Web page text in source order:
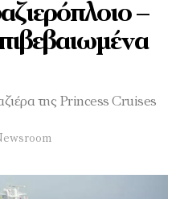
–
της Princess Cruises